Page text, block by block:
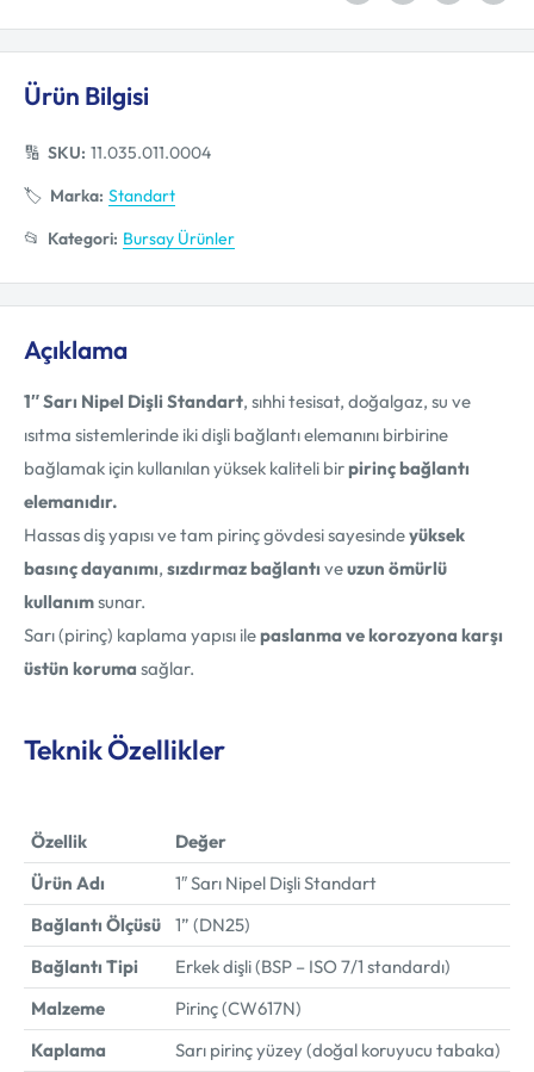
Ürün Bilgisi
🔢 SKU: 11.035.011.0004
🏷️ Marka: Standart
📂 Kategori: Bursay Ürünler
Açıklama
1″ Sarı Nipel Dişli Standart, sıhhi tesisat, doğalgaz, su ve
ısıtma sistemlerinde iki dişli bağlantı elemanını birbirine
bağlamak için kullanılan yüksek kaliteli birpirinç bağlantı
elemanıdır.
Hassas diş yapısı ve tam pirinç gövdesi sayesindeyüksek
basınç dayanımı, sızdırmaz bağlantı veuzun ömürlü
kullanımsunar.
Sarı (pirinç) kaplama yapısı ilepaslanma ve korozyona karşı
üstün koruma sağlar.
Teknik Özellikler
Özellik
Değer
Ürün Adı
1″ Sarı Nipel Dişli Standart
Bağlantı Ölçüsü
1” (DN25)
Bağlantı Tipi
Erkek dişli (BSP – ISO 7/1 standardı)
Malzeme
Pirinç (CW617N)
Kaplama
Sarı pirinç yüzey (doğal koruyucu tabaka)